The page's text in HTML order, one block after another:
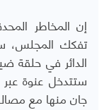
إن المخاطر
تفكك المجلس،
الدائر في حلقة
ستتدخل عنوة
جان منها مع